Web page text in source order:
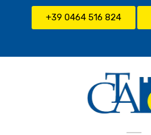
+39 0464 516 824